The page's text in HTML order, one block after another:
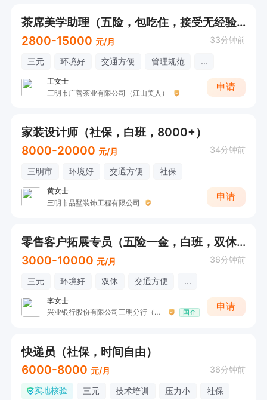
茶席美学助理（五险，包吃住，接受无经验）
2800-15000 元/月 33分钟前
三元 环境好 交通方便 管理规范 ...
王女士
三明市广善茶业有限公司（江山美人）
申请
家装设计师（社保，白班，8000+）
8000-20000 元/月 34分钟前
三明市 环境好 交通方便 社保
黄女士
三明市品墅装饰工程有限公司
申请
零售客户拓展专员（五险一金，白班，双休，法定假，接受应届生）
3000-10000 元/月 36分钟前
三元 环境好 双休 交通方便 ...
李女士
兴业银行股份有限公司三明分行（国企）
国企
申请
快递员（社保，时间自由）
6000-8000 元/月 36分钟前
实地核验 三元 技术培训 压力小 社保